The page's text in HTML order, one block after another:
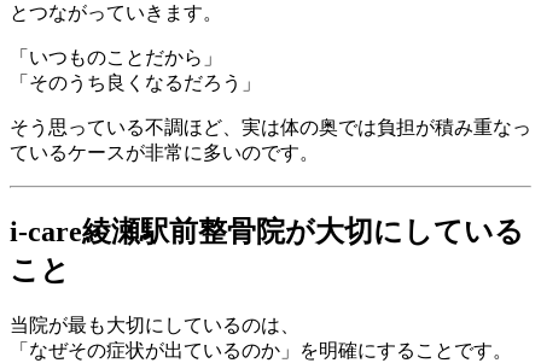
とつながっていきます。
「いつものことだから」
「そのうち良くなるだろう」
そう思っている不調ほど、実は体の奥では負担が積み重なっ
ているケースが非常に多いのです。
i-care綾瀬駅前整骨院が大切にしている
こと
当院が最も大切にしているのは、
「なぜその症状が出ているのか」を明確にすることです。